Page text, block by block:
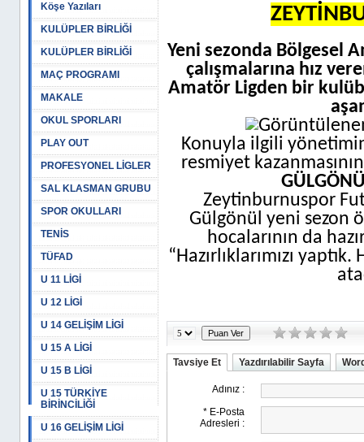
Köşe Yazıları
KULÜPLER BİRLİĞİ
KULÜPLER BİRLİĞİ
MAÇ PROGRAMI
MAKALE
OKUL SPORLARI
PLAY OUT
PROFESYONEL LİGLER
SAL KLASMAN GRUBU
SPOR OKULLARI
TENİS
TÜFAD
U 11 LİGİ
U 12 LİGİ
U 14 GELİŞİM LİGİ
U 15 A LİGİ
U 15 B LİGİ
U 15 TÜRKİYE
BİRİNCİLİĞİ
U 16 GELİŞİM LİGİ
Yeni sezonda Bölgesel
çalışmalarına hız
Amatör Ligden bir
Konuyla ilgili
resmiyet
Zeytinburnuspor
Gülgönül yeni sezon
hocalarının da
“Hazırlıklarımızı
Tavsiye Et Yazdırılabilir Sayfa